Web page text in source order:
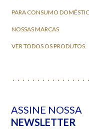
PARA CONSUMO
NOSSAS MARCAS
VER TODOS OS PRODUTOS
ASSINE NOSSA
NEWSLETTER